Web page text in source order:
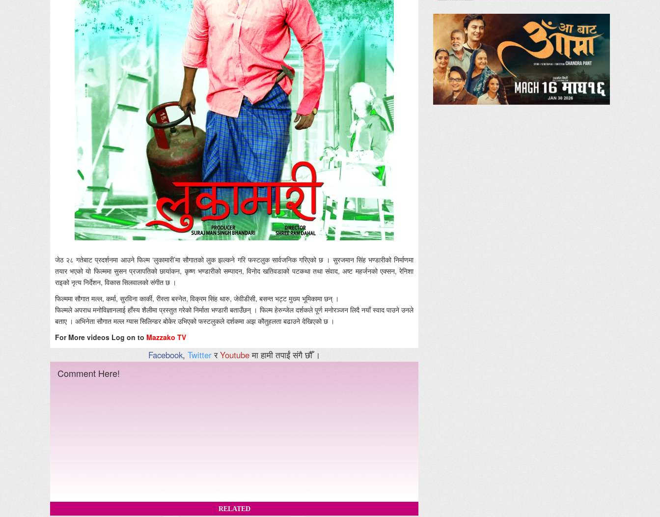
जेठ २८ गतेबाट प्रदर्शनमा आउने फिल्म ‘लुकामारी’मा सौगातको लुक झल्कने गरि फस्टलुक सार्वजनिक गरिएको छ । सुरजमान सिंह भण्डारीको निर्माणमा
तयार भएको यो फिल्ममा सुसन प्रजापतिको छायांकन, कृष्ण भण्डारीको सम्पादन, विनोद खतिवडाको पटकथा तथा संवाद, अष्ट महर्जनको एक्सन, रेनिशा
राइको नृत्य निर्देशन, विकास सिलवालको संगीत छ ।
फिल्ममा सौगात मल्ल, कर्मा, सुरविना कार्की, रीस्ता बस्नेत, विक्रम सिंह थारु, जेवीडीसी, बसन्त भट्ट मुख्य भूमिकामा छन् ।
फिल्मले अपराध मनोविज्ञानलाई हाँस्य शैलीमा प्रस्तुत गरेको निर्माता भण्डारी बताउँछन् । फिल्म हेरुन्जेल दर्शकले पूर्ण मनोरञ्जन लिदै नयाँ स्वाद पाउने उनले
बताए । अभिनेता सौगात मल्ल ग्यास सिलिन्डर बोकेर उभिएको फस्टलुकले दर्शकमा अझ कौतुहलता बढाउने देखिएको छ ।
For More videos Log on to Mazzako TV
Facebook, TwitterरYoutubeमा हामी तपाईं संगै छौँ ।
Comment Here!
RELATED